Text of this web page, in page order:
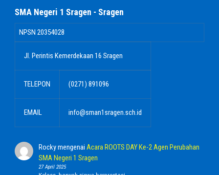
SMA Negeri 1 Sragen - Sragen
NPSN 20354028
Jl. Perintis Kemerdekaan 16 Sragen
TELEPON (0271) 891096
EMAIL info@sman1sragen.sch.id
Rockymengenai Acara ROOTS DAY Ke-2 Agen Perubahan
SMA Negeri 1 Sragen
27 April 2025